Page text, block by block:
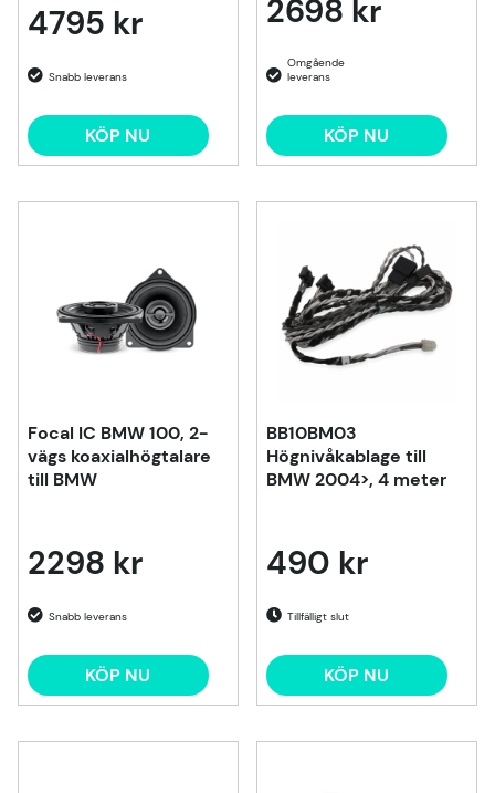
4795 kr
KÖP NU
2698 kr
KÖP NU
Focal IC BMW 100, 2-
vägs koaxialhögtalare
till BMW
2298 kr
KÖP NU
BB10BM03
Högnivåkablage till
BMW 2004>, 4 meter
490 kr
Tillfälligt slut
KÖP NU